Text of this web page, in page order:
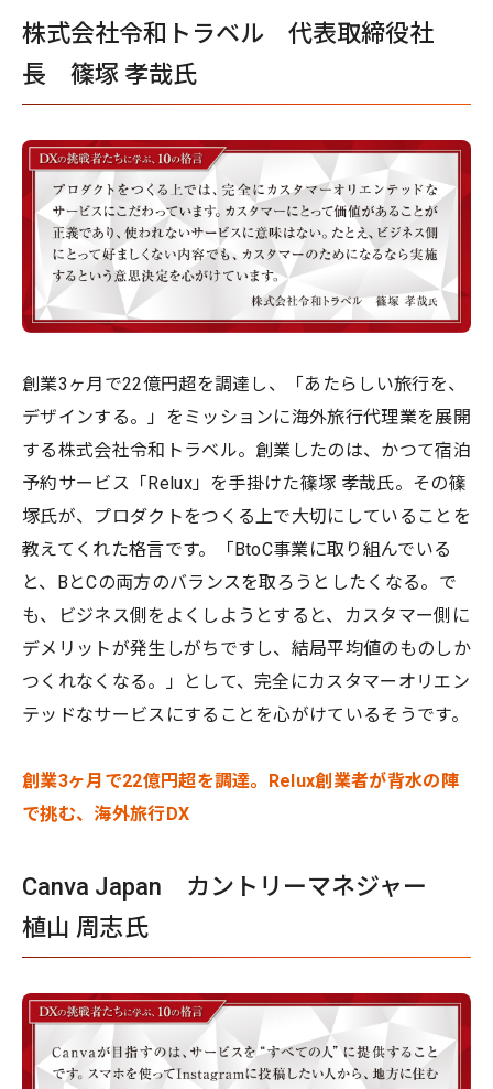
株式会社令和トラベル 代表取締役社
長 篠塚 孝哉氏
創業3ヶ月で22億円超を調達し、「あたらしい旅行を、
デザインする。」をミッションに海外旅行代理業を展開
する株式会社令和トラベル。創業したのは、かつて宿泊
予約サービス「Relux」を手掛けた篠塚 孝哉氏。その篠
塚氏が、プロダクトをつくる上で大切にしていることを
教えてくれた格言です。「BtoC事業に取り組んでいる
と、BとCの両方のバランスを取ろうとしたくなる。で
も、ビジネス側をよくしようとすると、カスタマー側に
デメリットが発生しがちですし、結局平均値のものしか
つくれなくなる。」として、完全にカスタマーオリエン
テッドなサービスにすることを心がけているそうです。
創業3ヶ月で22億円超を調達。Relux創業者が背水の陣
で挑む、海外旅行DX
Canva Japan カントリーマネジャー
植山 周志氏